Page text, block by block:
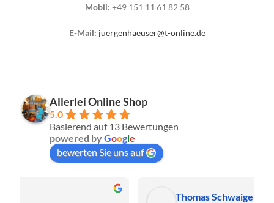
Mobil: +49 151 11 61 82 58
E-Mail: juergenhaeuser@t-online.de
Allerlei Online Shop
5.0
Basierend auf 13 Bewertungen
powered byGoogle
bewerten Sie uns auf
Thomas Schwaiger